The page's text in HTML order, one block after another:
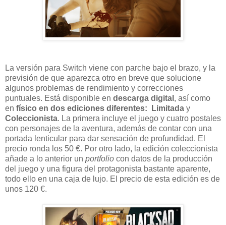
La versión para Switch viene con parche bajo el brazo, y la
previsión de que aparezca otro en breve que solucione
algunos problemas de rendimiento y correcciones
puntuales. Está disponible en descarga digital , así como
en físico en dos ediciones diferentes: Limitada y
Coleccionista. La primera incluye el juego y cuatro postales
con personajes de la aventura, además de contar con una
portada lenticular para dar sensación de profundidad. El
precio ronda los 50 €. Por otro lado, la edición coleccionista
añade a lo anterior un portfolio con datos de la producción
del juego y una figura del protagonista bastante aparente,
todo ello en una caja de lujo. El precio de esta edición es de
unos 120 €.